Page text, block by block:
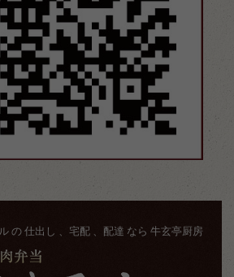
の 仕出し 、宅配 、配達 なら 牛玄亭厨房